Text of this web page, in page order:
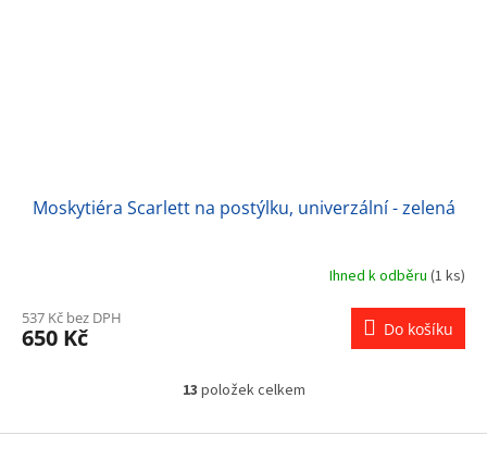
Moskytiéra Scarlett na postýlku, univerzální - zelená
Ihned k odběru (1 ks)
537 Kč bez DPH
650 Kč Do košíku
O
l
13 položek celkem
Z